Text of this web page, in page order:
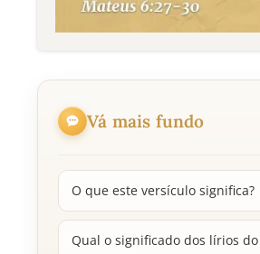
Vá mais fundo
O que este versículo significa?
Qual o significado dos lírios